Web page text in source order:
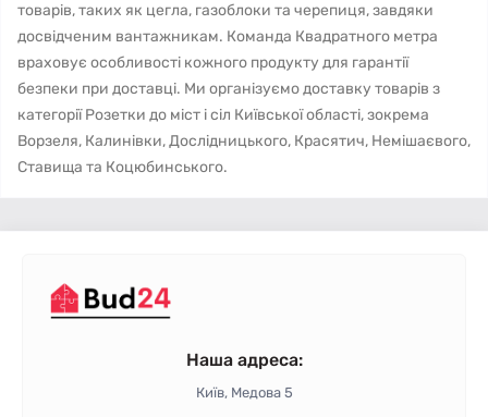
товарів, таких як цегла, газоблоки та черепиця, завдяки
досвідченим вантажникам. Команда Квадратного метра
враховує особливості кожного продукту для гарантії
безпеки при доставці. Ми організуємо доставку товарів з
категорії Розетки до міст і сіл Київської області, зокрема
Ворзеля, Калинівки, Дослідницького, Красятич, Немішаєвого,
Ставища та Коцюбинського.
Наша адреса:
Київ, Медова 5